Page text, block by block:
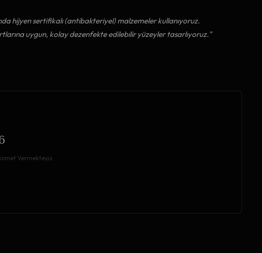
hijyen sertifikalı (antibakteriyel) malzemeler kullanıyoruz.
uygun, kolay dezenfekte edilebilir yüzeyler tasarlıyoruz."
Vermekteyiz.